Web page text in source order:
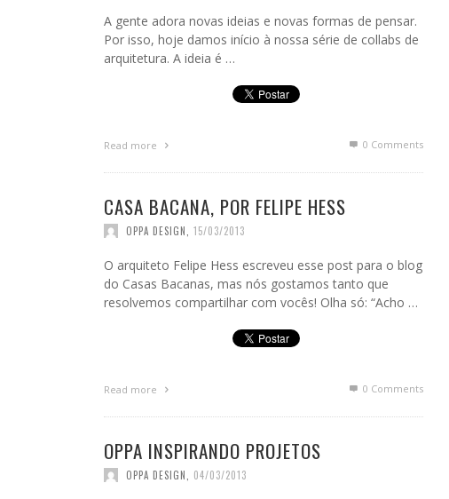
A gente adora novas ideias e novas formas de pensar.
Por isso, hoje damos início à nossa série de collabs de
arquitetura. A ideia é …
Read more 0 Comments
CASA BACANA, POR FELIPE HESS
OPPA DESIGN 15/03/2013
O arquiteto Felipe Hess escreveu esse post para o blog
do Casas Bacanas, mas nós gostamos tanto que
resolvemos compartilhar com vocês! Olha só: “Acho …
Read more 0 Comments
OPPA INSPIRANDO PROJETOS
OPPA DESIGN 04/03/2013